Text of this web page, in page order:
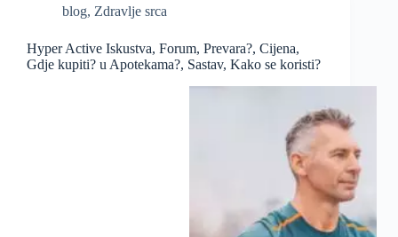
blog, Zdravlje srca
Hyper Active Iskustva, Forum, Prevara?, Cijena,
Gdje kupiti? u Apotekama?, Sastav, Kako se koristi?